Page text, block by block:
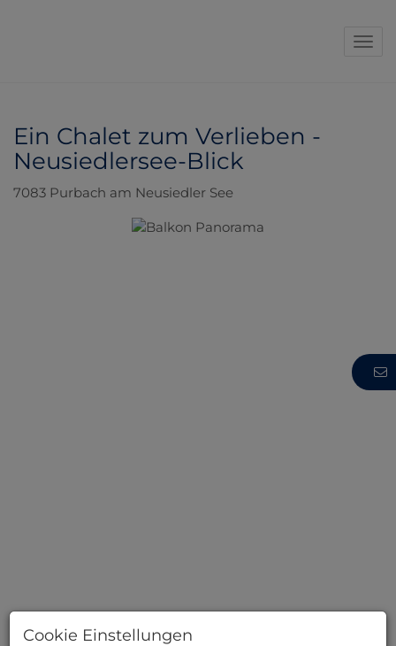
Ein Chalet zum Verlieben -
Neusiedlersee-Blick
7083 Purbach am Neusiedler See
Cookie Einstellungen